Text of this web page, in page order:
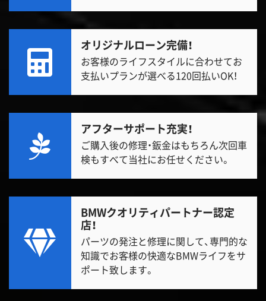
オリジナルローン完備！
お客様のライフスタイルに合わせてお
支払いプランが選べる120回払いOK！
アフターサポート充実！
ご購入後の修理・鈑金はもちろん次回車
検もすべて当社にお任せください。
BMWクオリティパートナー認定
店！
パーツの発注と修理に関して、専門的な
知識でお客様の快適なBMWライフをサ
ポート致します。